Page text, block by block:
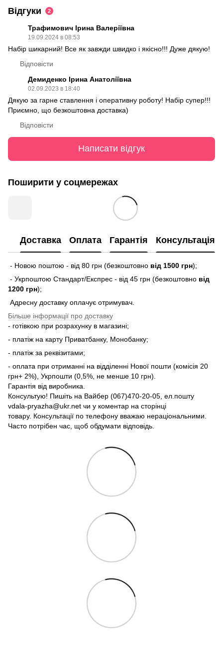
Відгуки 2
Трафимович Ірина Валеріївна
19.09.2024 в 08:53
Набір шикарний! Все як завжди швидко і якісно!!! Дуже дякую!
Відповісти
Демиденко Ірина Анатоліївна
02.09.2023 в 18:40
Дякую за гарне ставлення і оперативну роботу! Набір супер!!!
Приємно, що безкоштовна доставка)
Відповісти
Написати відгук
Поширити у соцмережах
Доставка Оплата Гарантія Консультація
- Новою поштою - від 80 грн (безкоштовно від 1500 грн);
- Укрпоштою Стандарт/Експрес - від 45 грн (безкоштовно від
1200 грн);
Адресну доставку оплачує отримувач.
Більше інформації про доставку
- готівкою при розрахунку в магазині;
- платіж на карту Приватбанку, Монобанку;
- платіж за реквізитами;
- оплата при отриманні на відділенні Нової пошти (комісія 20
грн+ 2%), Укрпошти (0,5%, не менше 10 грн).
Гарантія від виробника.
Консультую! Пишіть на Вайбер (067)470-20-05, ел.пошту
vdala-pryazha@ukr.net чи у коментар на сторінці
товару. Консультації по телефону вважаю нераціональними.
Часто потрібен час, щоб обдумати відповідь.